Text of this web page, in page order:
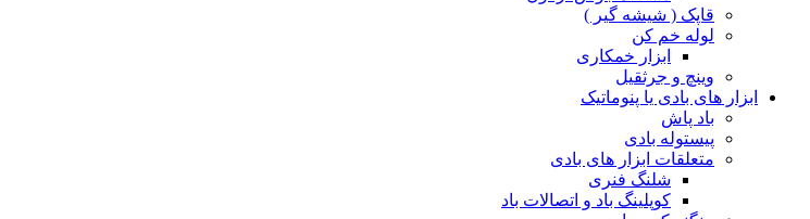
قاپک ( شیشه گیر )
لوله خم کن
ابزار خمکاری
وینچ و جرثقیل
ابزار های بادی یا پنوماتیک
باد پاش
پیستوله بادی
متعلقات ابزار های بادی
شلنگ فنری
کوپلینگ باد و اتصالات باد